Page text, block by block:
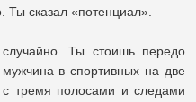
Ты сказал «потенциал».
Ты стоишь передо
в спортивных на две
с тремя полосами и следами